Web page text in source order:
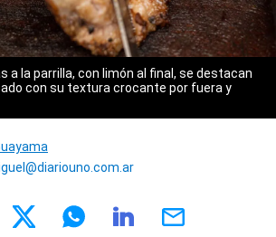
a la parrilla, con limón al final, se destacan
con su textura crocante por fuera y